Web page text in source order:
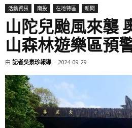
活動資訊 南投 在地特區 新聞
山陀兒颱風來襲
山森林遊樂區預
由 記者吳素珍報導 - 2024-09-29